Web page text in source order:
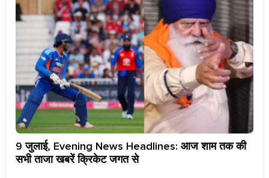
9 जुलाई, Evening News Headlines: आज शाम तक की
सभी ताजा खबरें क्रिकेट जगत से